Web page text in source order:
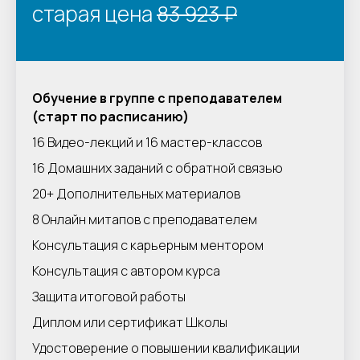
старая цена83 923 ₽
Обучение в группе с преподавателем
(старт по расписанию)
16 Видео-лекций и 16 мастер-классов
16 Домашних заданий с обратной связью
20+ Дополнительных материалов
8 Онлайн митапов с преподавателем
Консультация с карьерным ментором
Консультация с автором курса
Защита итоговой работы
Диплом или сертификат Школы
Удостоверение о повышении квалификации